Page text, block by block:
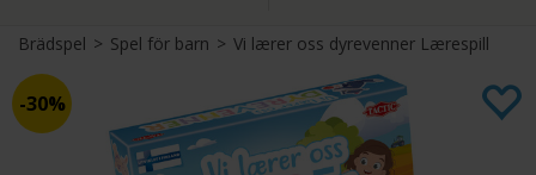
Brädspel>Spel för barn>Vi lærer oss dyrevenner Lærespill
30%